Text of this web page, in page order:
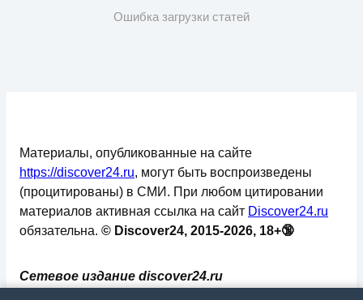
Ошибка загрузки статей
Сетевое издание discover24.ru
Материалы, опубликованные на сайте
https://discover24.ru, могут быть воспроизведены
(процитированы) в СМИ. При любом цитировании
материалов активная ссылка на сайт Discover24.ru
обязательна. © Discover24, 2015-2026, 18+🔞